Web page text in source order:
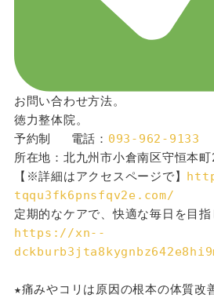
お問い合わせ方法。
徳力整体院。
予約制 　電話： 093-962-9133
所在地：北九州市小倉南区守恒本
【※詳細はアクセスページで】
tqqu3fk6pnsfqv2e.com/
定期的なケアで、快適な毎日を目指
https://xn--
★痛みやコリは原因の根本の体質改